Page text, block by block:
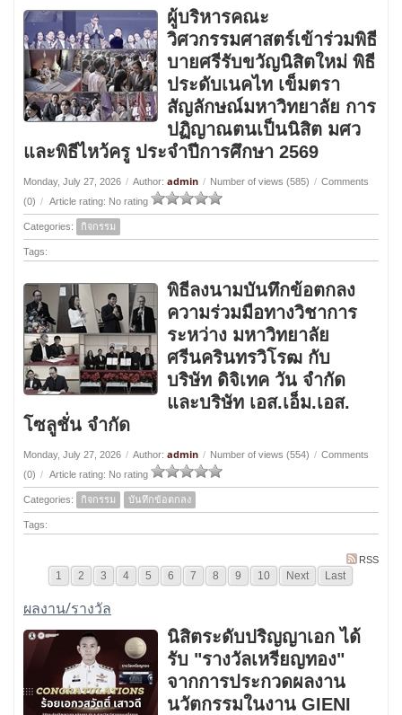
ผู้บริหารคณะ
วิศวกรรมศาสตร์เข้าร่วมพิธี
บายศรีรับขวัญนิสิตใหม่ พิธี
ประดับเนคไท เข็มตรา
สัญลักษณ์มหาวิทยาลัย การ
ปฏิญาณตนเป็นนิสิต มศว
และพิธีไหว้ครู ประจำปีการศึกษา 2569
Monday, July 27, 2026 / Author: admin / Number of views (585) / Comments
(0) / Article rating: No rating
Categories: กิจกรรม
Tags:
พิธีลงนามบันทึกข้อตกลง
ความร่วมมือทางวิชาการ
ระหว่าง มหาวิทยาลัย
ศรีนครินทรวิโรฒ กับ
บริษัท ดิจิเทค วัน จำกัด
และบริษัท เอส.เอ็ม.เอส.
โซลูชั่น จำกัด
Monday, July 27, 2026 / Author: admin / Number of views (554) / Comments
(0) / Article rating: No rating
Categories: กิจกรรม บันทึกข้อตกลง
Tags:
RSS
1 2 3 4 5 6 7 8 9 10 Next Last
ผลงาน/รางวัล
นิสิตระดับปริญญาเอก ได้
รับ "รางวัลเหรียญทอง"
จากการประกวดผลงาน
นวัตกรรมในงาน GIENI